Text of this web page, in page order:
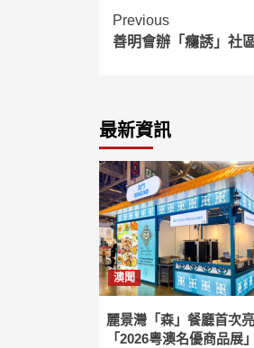
Continue
Reading
Previous
善明會辦「癮誘」社
最新資訊
澳聞
麗景灣「森」餐廳首次
「2026粵澳名優商品展」